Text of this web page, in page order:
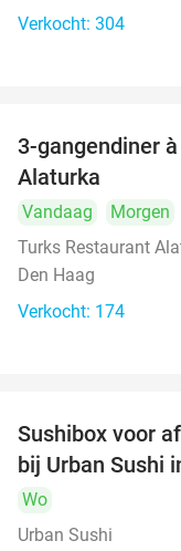
Verkocht: 304
3-gangendiner
Alaturka
Vandaag Morgen
Turks Restaurant
Den Haag
Verkocht: 174
Sushibox voor
bij Urban Sushi
Wo
Urban Sushi